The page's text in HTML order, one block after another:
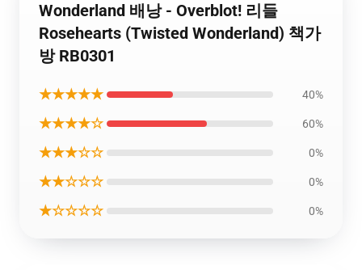
Wonderland 배낭 - Overblot! 리들
Rosehearts (Twisted Wonderland) 책가
방 RB0301
★★★★★ 40%
★★★★☆ 60%
★★★☆☆ 0%
★★☆☆☆ 0%
★☆☆☆☆ 0%